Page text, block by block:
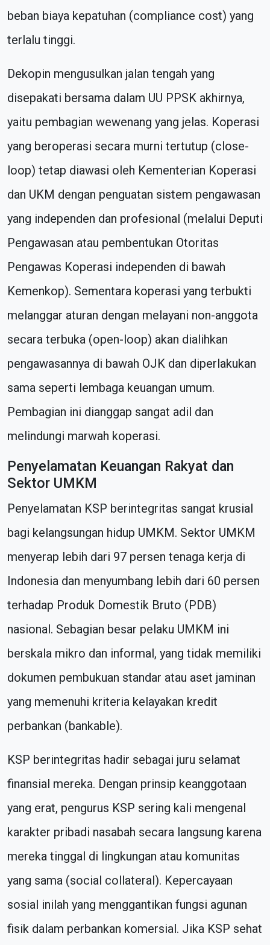
beban biaya kepatuhan (compliance cost) yang
terlalu tinggi.
Dekopin mengusulkan jalan tengah yang
disepakati bersama dalam UU PPSK akhirnya,
yaitu pembagian wewenang yang jelas. Koperasi
yang beroperasi secara murni tertutup (close-
loop) tetap diawasi oleh Kementerian Koperasi
dan UKM dengan penguatan sistem pengawasan
yang independen dan profesional (melalui Deputi
Pengawasan atau pembentukan Otoritas
Pengawas Koperasi independen di bawah
Kemenkop). Sementara koperasi yang terbukti
melanggar aturan dengan melayani non-anggota
secara terbuka (open-loop) akan dialihkan
pengawasannya di bawah OJK dan diperlakukan
sama seperti lembaga keuangan umum.
Pembagian ini dianggap sangat adil dan
melindungi marwah koperasi.
Penyelamatan Keuangan Rakyat dan
Sektor UMKM
Penyelamatan KSP berintegritas sangat krusial
bagi kelangsungan hidup UMKM. Sektor UMKM
menyerap lebih dari 97 persen tenaga kerja di
Indonesia dan menyumbang lebih dari 60 persen
terhadap Produk Domestik Bruto (PDB)
nasional. Sebagian besar pelaku UMKM ini
berskala mikro dan informal, yang tidak memiliki
dokumen pembukuan standar atau aset jaminan
yang memenuhi kriteria kelayakan kredit
perbankan (bankable).
KSP berintegritas hadir sebagai juru selamat
finansial mereka. Dengan prinsip keanggotaan
yang erat, pengurus KSP sering kali mengenal
karakter pribadi nasabah secara langsung karena
mereka tinggal di lingkungan atau komunitas
yang sama (social collateral). Kepercayaan
sosial inilah yang menggantikan fungsi agunan
fisik dalam perbankan komersial. Jika KSP sehat